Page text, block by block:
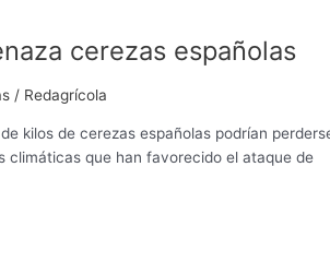
cerezas españolas
/ Redagrícola
kilos de cerezas españolas podrían
climáticas que han favorecido el ataque de